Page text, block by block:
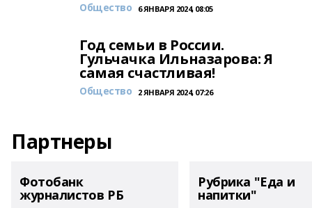
Общество 6 ЯНВАРЯ 2024, 08:05
Год семьи в России.
Гульчачка Ильназарова: Я
самая счастливая!
Общество 2 ЯНВАРЯ 2024, 07:26
Партнеры
Фотобанк
журналистов РБ
Рубрика "Еда и
напитки"